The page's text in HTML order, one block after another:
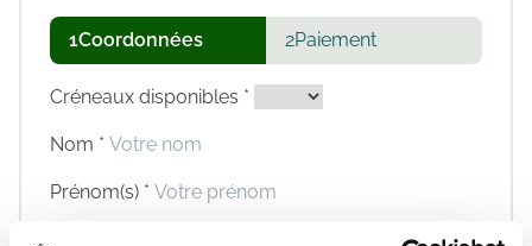
1Coordonnées 2Paiement
Créneaux disponibles *
Nom *
Prénom(s) *